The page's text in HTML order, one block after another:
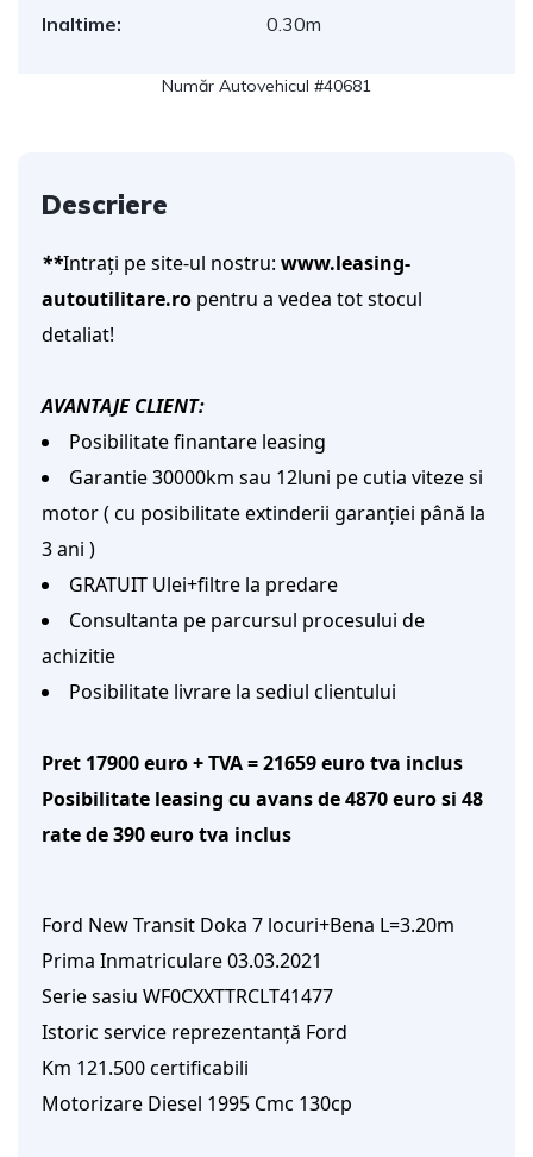
Inaltime:
0.30m
Număr Autovehicul #40681
Descriere
**Intrați pe site-ul nostru: www.leasing-
autoutilitare.ro pentru a vedea tot stocul
detaliat!
AVANTAJE CLIENT:
Posibilitate finantare leasing
Garantie 30000km sau 12luni pe cutia viteze si
motor ( cu posibilitate extinderii garanției până la
3 ani )
GRATUIT Ulei+filtre la predare
Consultanta pe parcursul procesului de
achizitie
Posibilitate livrare la sediul clientului
Pret 17900 euro + TVA = 21659 euro tva inclus
Posibilitate leasing cu avans de 4870 euro si 48
rate de 390 euro tva inclus
Ford New Transit Doka 7 locuri+Bena L=3.20m
Prima Inmatriculare 03.03.2021
Serie sasiu WF0CXXTTRCLT41477
Istoric service reprezentanță Ford
Km 121.500 certificabili
Motorizare Diesel 1995 Cmc 130cp